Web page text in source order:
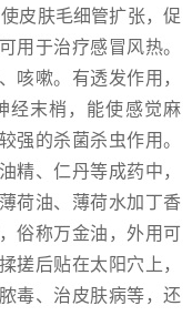
皮肤毛细管扩张，促
用于治疗感冒风热。
咳嗽。有透发作用，
经末梢，能使感觉麻
强的杀菌杀虫作用。
精、仁丹等成药中，
荷油、薄荷水加丁香
俗称万金油，外用可
搓后贴在太阳穴上，
毒、治皮肤病等，还